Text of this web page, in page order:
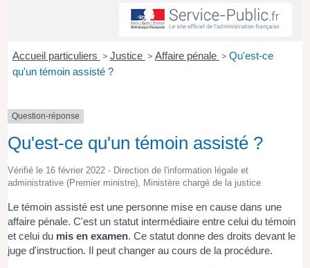
Accueil particuliers > Justice > Affaire pénale > Qu'est-ce
qu'un témoin assisté ?
Question-réponse
Qu'est-ce qu'un témoin assisté ?
Vérifié le 16 février 2022 - Direction de l'information légale et
administrative (Premier ministre), Ministère chargé de la justice
Le témoin assisté est une personne mise en cause dans une
affaire pénale. C'est un statut intermédiaire entre celui du témoin
et celui du mis en examen. Ce statut donne des droits devant le
juge d'instruction. Il peut changer au cours de la procédure.